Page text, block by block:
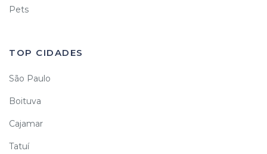
Pets
TOP CIDADES
São Paulo
Boituva
Cajamar
Tatuí